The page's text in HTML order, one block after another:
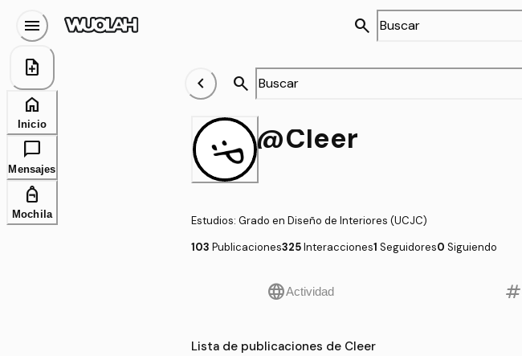
chevron_left search
@Cleer
Estudios: Grado en Diseño de Interiores (UCJC)
103 Publicaciones325Interacciones1 Seguidores0 Siguiendo
languageActividad tag
Lista de publicaciones de Cleer
search
menu
note_add
home
Inicio
chat_bubble
Mensajes
personal_bag
Mochila